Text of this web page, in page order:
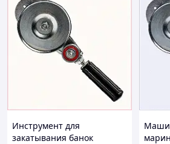
Инструмент для
закатывания банок